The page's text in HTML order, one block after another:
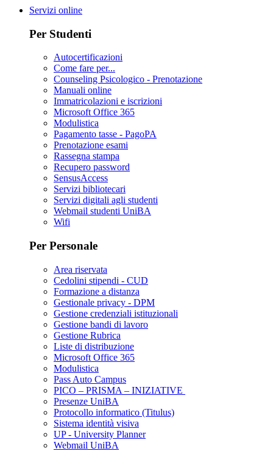
Servizi online
Per Studenti
Autocertificazioni
Come fare per...
Counseling Psicologico - Prenotazione
Manuali online
Immatricolazioni e iscrizioni
Microsoft Office 365
Modulistica
Pagamento tasse - PagoPA
Prenotazione esami
Rassegna stampa
Recupero password
SensusAccess
Servizi bibliotecari
Servizi digitali agli studenti
Webmail studenti UniBA
Wifi
Per Personale
Area riservata
Cedolini stipendi - CUD
Formazione a distanza
Gestionale privacy - DPM
Gestione credenziali istituzionali
Gestione bandi di lavoro
Gestione Rubrica
Liste di distribuzione
Microsoft Office 365
Modulistica
Pass Auto Campus
PICO – PRISMA – INIZIATIVE
Presenze UniBA
Protocollo informatico (Titulus)
Sistema identità visiva
UP - University Planner
Webmail UniBA